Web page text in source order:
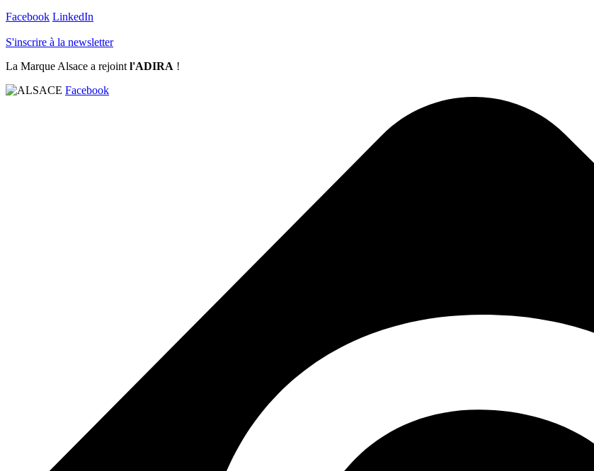
Facebook LinkedIn
S'inscrire à la newsletter
La Marque Alsace a rejointl'ADIRA !
Facebook